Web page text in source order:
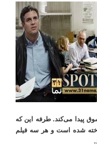
پیدا می‌کند. طرفه این که
شده است و هر سه فیلم
.